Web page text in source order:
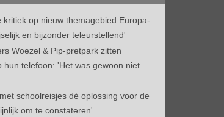
kritiek op nieuw themagebied Europa-
en bijzonder teleurstellend'
Woezel & Pip-pretpark zitten
hun telefoon: 'Het was gewoon niet
schoolreisjes dé oplossing voor de
om te constateren'